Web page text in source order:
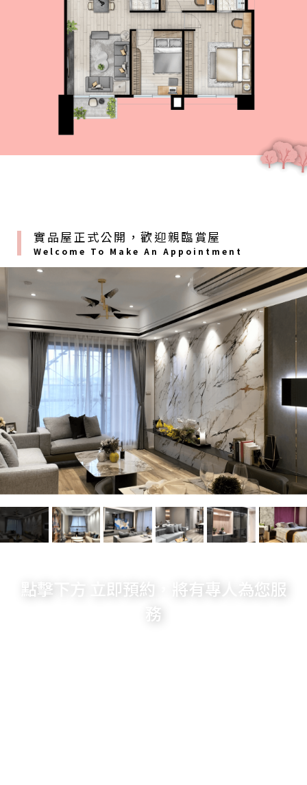
實品屋正式公開，歡迎親臨賞屋
Welcome To Make An Appointment
點擊下方 立即預約，將有專人為您服
務